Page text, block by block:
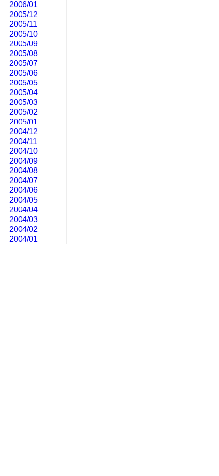
2006/01
2005/12
2005/11
2005/10
2005/09
2005/08
2005/07
2005/06
2005/05
2005/04
2005/03
2005/02
2005/01
2004/12
2004/11
2004/10
2004/09
2004/08
2004/07
2004/06
2004/05
2004/04
2004/03
2004/02
2004/01